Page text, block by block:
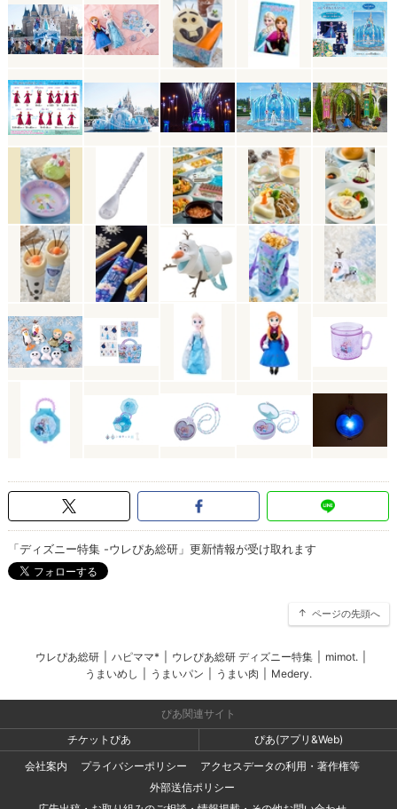
「ディズニー特集 -ウレぴあ総研」更新情報が受け取れます
ページの先頭へ
ウレぴあ総研 ハピママ* ウレぴあ総研 ディズニー特集 mimot.
うまいめし
うまいパン うまい肉 Medery.
ぴあ関連サイト
チケットぴあ
ぴあ(アプリ&Web)
会社案内
プライバシーポリシー
アクセスデータの利用・著作権等
外部送信ポリシー